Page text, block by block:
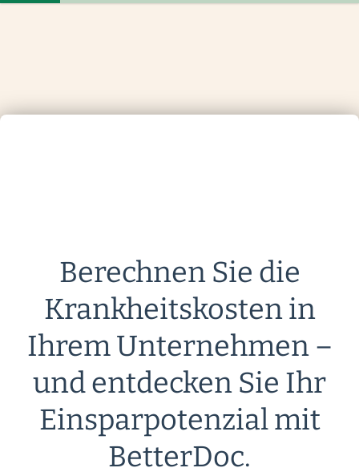
Berechnen Sie die
Krankheitskosten in
Ihrem Unternehmen –
und entdecken Sie Ihr
Einsparpotenzial mit
BetterDoc.